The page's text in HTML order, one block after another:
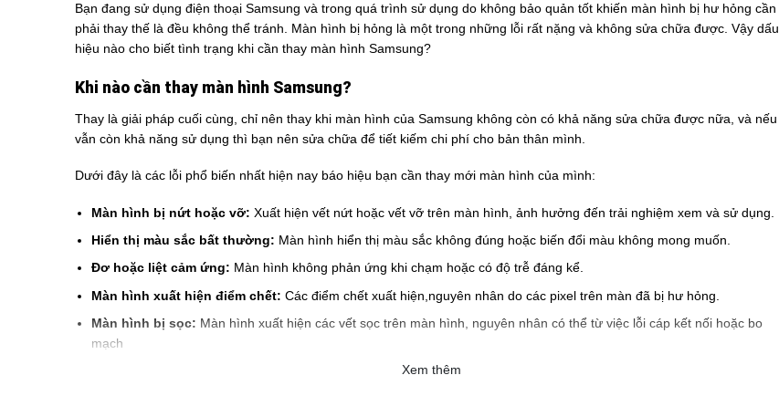
Bạn đang sử dụng điện thoại Samsung và trong quá trình sử dụng do không bảo quản tốt khiến màn hình bị hư hỏng cần
phải thay thế là đều không thể tránh. Màn hình bị hỏng là một trong những lỗi rất nặng và không sửa chữa được. Vậy dấu
hiệu nào cho biết tình trạng khi cần thay màn hình Samsung?
Khi nào cần thay màn hình Samsung?
Thay là giải pháp cuối cùng, chỉ nên thay khi màn hình của Samsung không còn có khả năng sửa chữa được nữa, và nếu
vẫn còn khả năng sử dụng thì bạn nên sửa chữa để tiết kiếm chi phí cho bản thân mình.
Dưới đây là các lỗi phổ biến nhất hiện nay báo hiệu bạn cần thay mới màn hình của mình:
Màn hình bị nứt hoặc vỡ: Xuất hiện vết nứt hoặc vết vỡ trên màn hình, ảnh hưởng đến trải nghiệm xem và sử dụng.
Hiển thị màu sắc bất thường: Màn hình hiển thị màu sắc không đúng hoặc biến đổi màu không mong muốn.
Đơ hoặc liệt cảm ứng: Màn hình không phản ứng khi chạm hoặc có độ trễ đáng kể.
Màn hình xuất hiện điểm chết: Các điểm chết xuất hiện,nguyên nhân do các pixel trên màn đã bị hư hỏng.
Màn hình bị sọc: Màn hình xuất hiện các vết sọc trên màn hình, nguyên nhân có thể từ việc lỗi cáp kết nối hoặc bo
mạch
Hiển thị không đều hoặc đèn nền không hoạt động, làm giảm độ sáng của màn hình.
Xem thêm